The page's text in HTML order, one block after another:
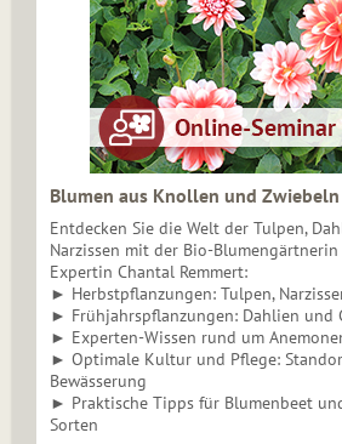
Blumen aus Knollen und Zwiebeln
Entdecken Sie die Welt der Tulpen,
Narzissen mit der Bio-
Expertin Chantal Remmert:
► Herbstpflanzungen: Tulpen,
► Frühjahrspflanzungen: Dahlien und
► Experten-Wissen rund um
► Optimale Kultur und Pflege:
Bewässerung
► Praktische Tipps für Blumenbeet
Sorten